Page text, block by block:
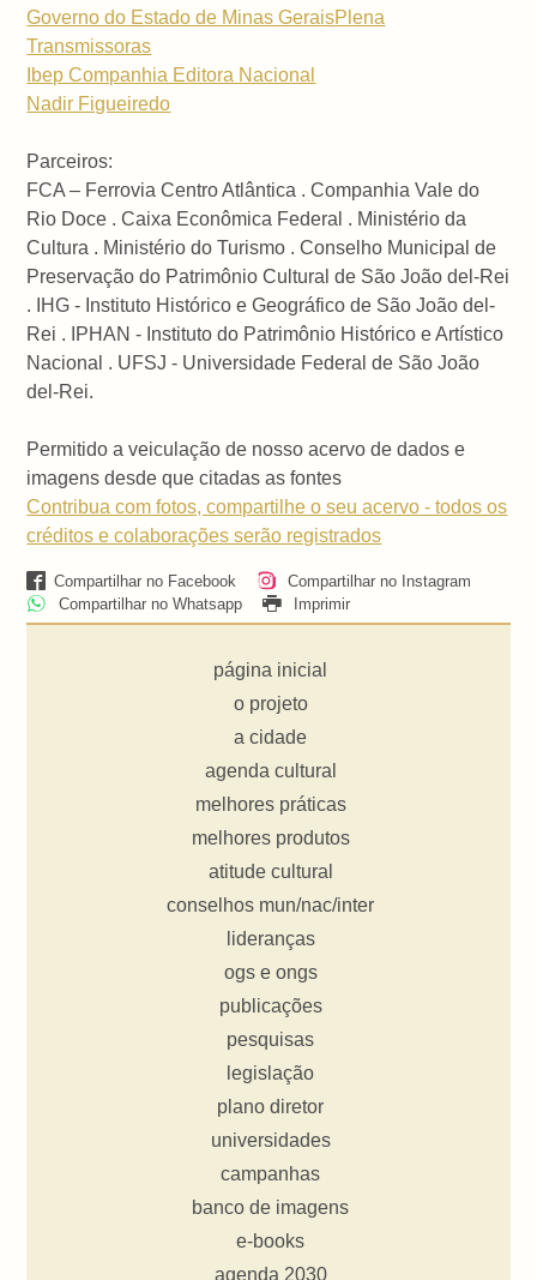
Governo do Estado de Minas GeraisPlena
Transmissoras
Ibep Companhia Editora Nacional
Nadir Figueiredo
Parceiros:
FCA – Ferrovia Centro Atlântica . Companhia Vale do
Rio Doce . Caixa Econômica Federal . Ministério da
Cultura . Ministério do Turismo . Conselho Municipal de
Preservação do Patrimônio Cultural de São João del-Rei
. IHG - Instituto Histórico e Geográfico de São João del-
Rei . IPHAN - Instituto do Patrimônio Histórico e Artístico
Nacional . UFSJ - Universidade Federal de São João
del-Rei.
Permitido a veiculação de nosso acervo de dados e
imagens desde que citadas as fontes
Contribua com fotos, compartilhe o seu acervo - todos os
créditos e colaborações serão registrados
Compartilhar no Facebook
Compartilhar no Instagram
Compartilhar no Whatsapp
Imprimir
página inicial
o projeto
a cidade
agenda cultural
melhores práticas
melhores produtos
atitude cultural
conselhos mun/nac/inter
lideranças
ogs e ongs
publicações
pesquisas
legislação
plano diretor
universidades
campanhas
banco de imagens
e-books
agenda 2030